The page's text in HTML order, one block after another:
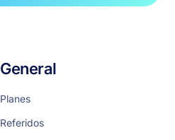
General
Planes
Referidos